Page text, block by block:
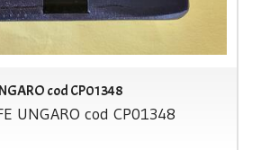
cod CP01348
UNGARO cod CP01348